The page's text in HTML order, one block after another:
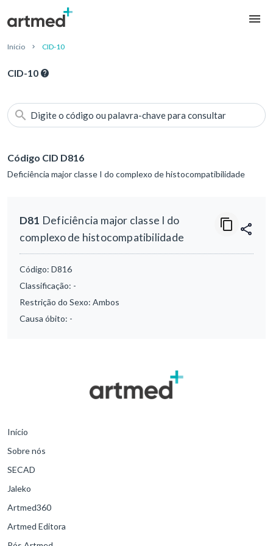
Início CID-10
CID-10
Digite o código ou palavra-chave para consultar
Código CID D816
Deficiência major classe I do complexo de histocompatibilidade
D81 Deficiência major classe I do
complexo de histocompatibilidade
Código: D816
Classificação: -
Restrição do Sexo: Ambos
Causa óbito: -
Início
Sobre nós
SECAD
Jaleko
Artmed360
Artmed Editora